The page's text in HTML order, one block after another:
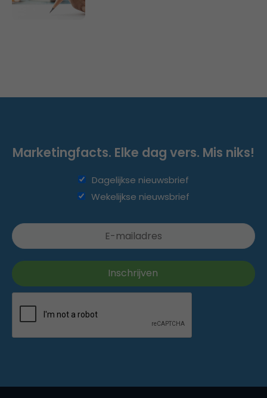
Marketingfacts. Elke dag vers. Mis niks!
Dagelijkse nieuwsbrief
Wekelijkse nieuwsbrief